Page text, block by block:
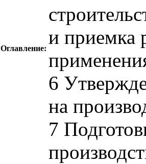
Оглавление:
и приемка
6
на
7